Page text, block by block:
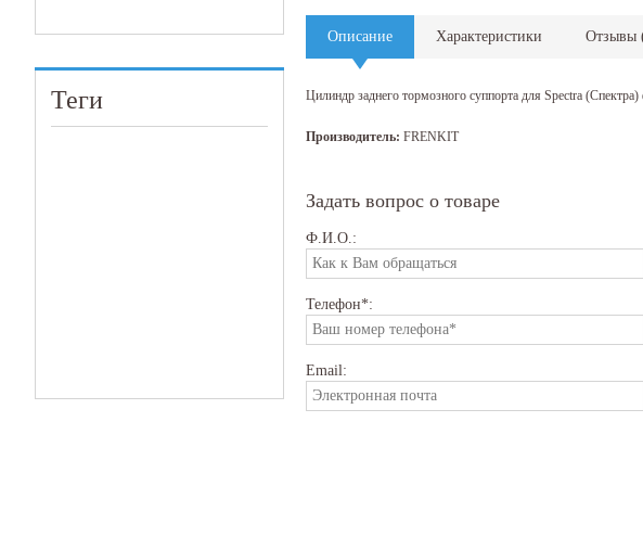
Теги
Описание Характеристики Отзывы
Цилиндр заднего тормозного суппорта для Spectra
Производитель: FRENKIT
Задать вопрос о товаре
Ф.И.О.:
Телефон*:
Email: